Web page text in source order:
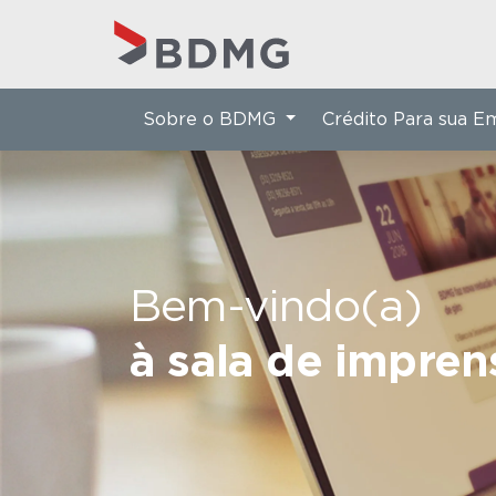
Bem-vindo(a)
à sala de
Sobre o BDMG Crédito Para sua